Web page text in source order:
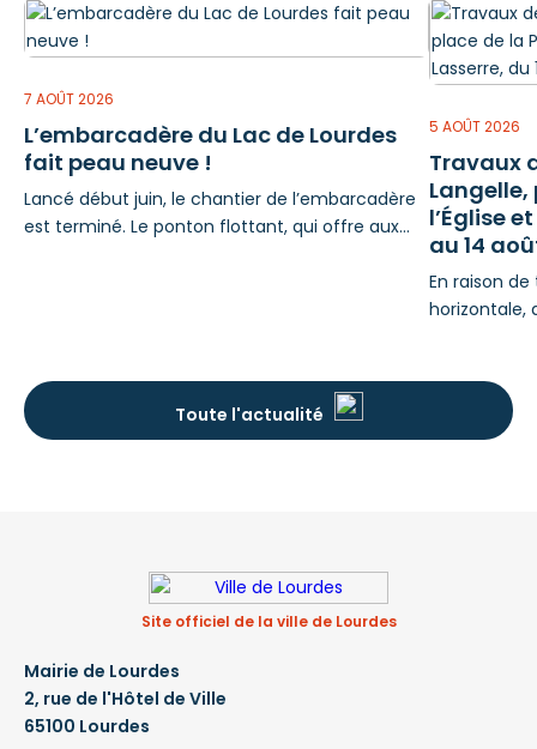
7 AOÛT 2026
L’embarcadère du Lac de Lourdes
fait peau neuve !
Lancé début juin, le chantier de l’embarcadère
est terminé. Le ponton flottant, qui offre aux
l’entrée du ponton, ainsi
5 AOÛT 2026
Travaux
Langelle,
l’Église
au 14
En raison
horizontale,
de la Ville
prévoir :
Toute l'actualité
Site officiel de la ville de Lourdes
Mairie de Lourdes
2, rue de l'Hôtel de Ville
65100 Lourdes